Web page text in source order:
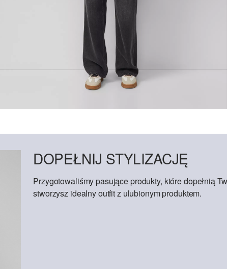
DOPEŁNIJ STYLIZACJĘ
Przygotowaliśmy pasujące produkty, które dopełnią
stworzysz idealny outfit z ulubionym produktem.